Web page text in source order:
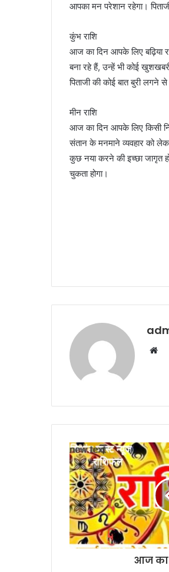
आपका मन परेशान रहेगा।
कुंभ राशि
आज का दिन आपके लिए बढ़िया
बना रहे हैं, उन्हें भी कोई
पिताजी की कोई बात बुरी
मीन राशि
आज का दिन आपके लिए किसी
संतान के मनमाने व्यवहार को
कुछ नया करने की इच्छा जागृत
चुकता होगा।
i
आज का